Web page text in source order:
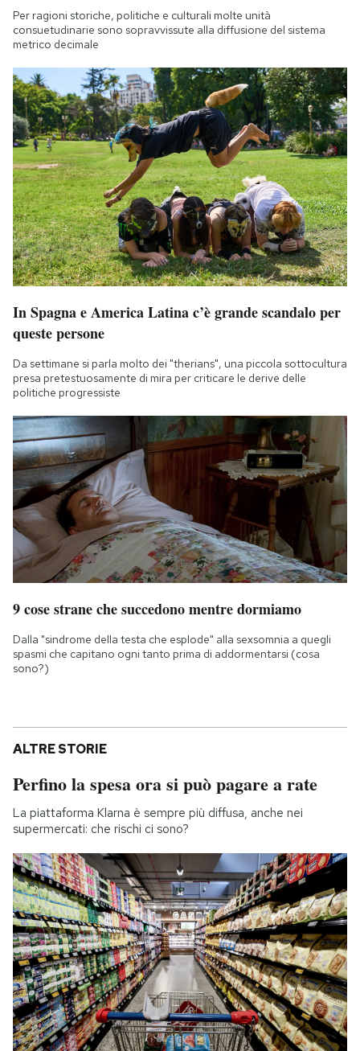
Per ragioni storiche, politiche e culturali molte unità
consuetudinarie sono sopravvissute alla diffusione del sistema
metrico decimale
In Spagna e America Latina c’è grande scandalo per
queste persone
Da settimane si parla molto dei "therians", una piccola sottocultura
presa pretestuosamente di mira per criticare le derive delle
politiche progressiste
9 cose strane che succedono mentre dormiamo
Dalla "sindrome della testa che esplode" alla sexsomnia a quegli
spasmi che capitano ogni tanto prima di addormentarsi (cosa
sono?)
ALTRE STORIE
Perfino la spesa ora si può pagare a rate
La piattaforma Klarna è sempre più diffusa, anche nei
supermercati: che rischi ci sono?